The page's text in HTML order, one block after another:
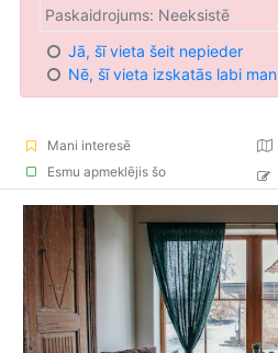
Paskaidrojums: Neeksistē
Jā, šī vieta šeit nepieder
Nē, šī vieta izskatās labi man
Mani interesē
Esmu apmeklējis šo